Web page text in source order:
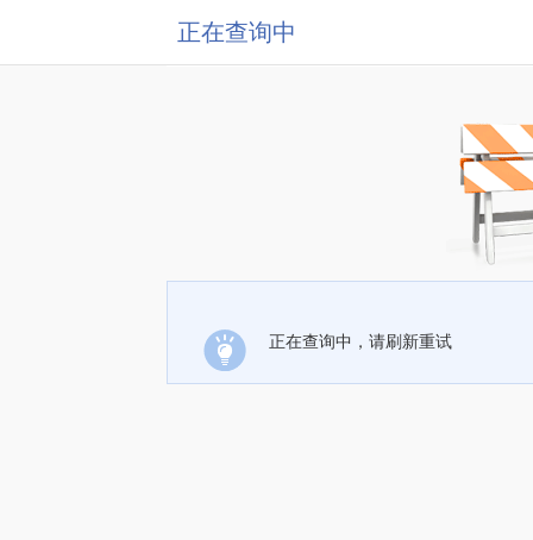
正在查询中
正在查询中，请刷新重试